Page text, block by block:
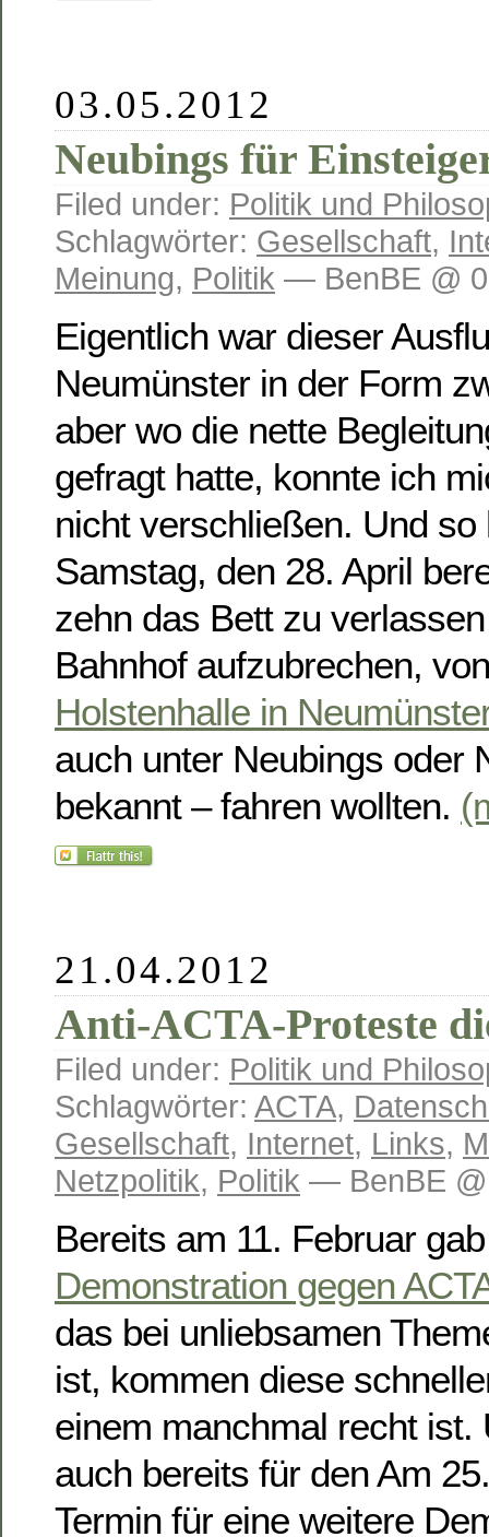
03.05.2012
Neubings für
Filed under: Politik und
Schlagwörter: Gesellschaft,
Meinung, Politik — BenBE @
Eigentlich war dieser
Neumünster in der Form
aber wo die nette
gefragt hatte, konnte ich
nicht verschließen. Und
Samstag, den 28. April
zehn das Bett zu
Bahnhof aufzubrechen,
Holstenhalle in
auch unter Neubings oder
bekannt – fahren wollten.
21.04.2012
Anti-ACTA-Proteste
Filed under: Politik und
Schlagwörter: ACTA,
Gesellschaft, Internet, Links,
Netzpolitik, Politik — BenBE
Bereits am 11. Februar
Demonstration gegen
das bei unliebsamen
ist, kommen diese
einem manchmal recht ist.
auch bereits für den Am
Termin für eine weitere